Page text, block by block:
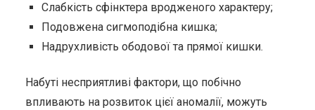
Слабкість сфінктера вродженого характеру;
Подовжена сигмоподібна кишка;
Надрухливість ободової та прямої кишки.
Набуті несприятливі фактори, що побічно
впливають на розвиток цієї аномалії, можуть